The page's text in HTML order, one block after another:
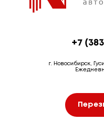
+7
г. Новосибирск,